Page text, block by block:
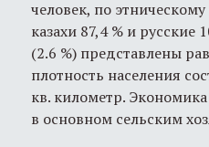
человек, по
казахи 87,4 % и русские
(2.6 %) представлены
плотность населения
кв. километр.
в основном сельским